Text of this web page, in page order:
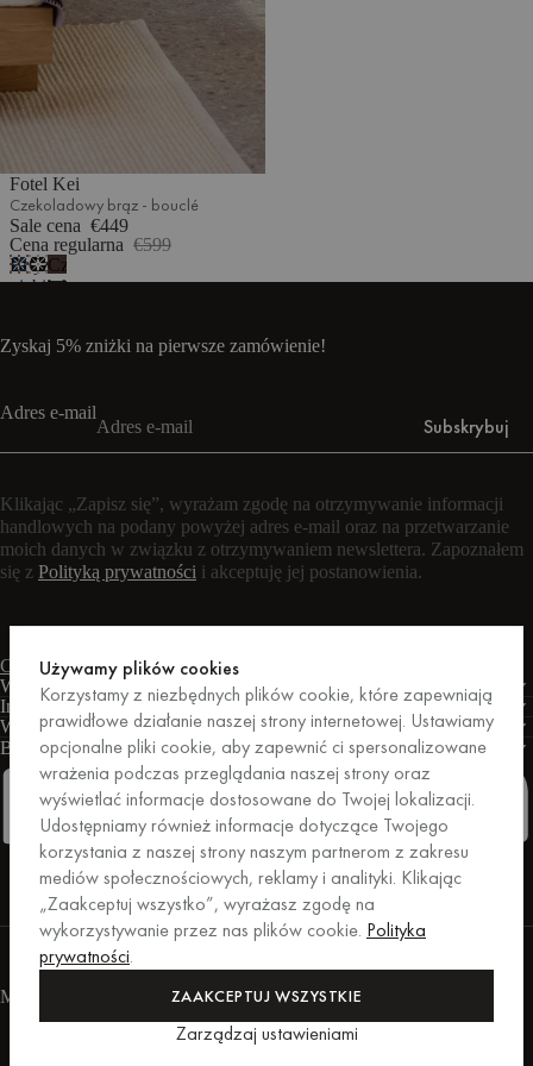
Fotel Kei
Czekoladowy brąz - bouclé
Sale cena €449
Cena regularna €599
Brązowo-
niebieski
Czarno-
szary
Czekoladowy
brąz
Zyskaj 5% zniżki na pierwsze zamówienie!
Adres e-mail
Subskrybuj
Klikając „Zapisz się”, wyrażam zgodę na otrzymywanie informacji
handlowych na podany powyżej adres e-mail oraz na przetwarzanie
moich danych w związku z otrzymywaniem newslettera. Zapoznałem
się z Polityką prywatności i akceptuję jej postanowienia.
Czat na żywoFormularz kontaktowy
Warunki
Informacje
Wsparcie
Biznes
PRO
FacebookInstagramLinkedinPinterest
Zakupy zabezpieczone przez Trusted Shops.
For those who care.
Metody płatności
Używamy plików cookies
Korzystamy z niezbędnych plików cookie, które zapewniają
prawidłowe działanie naszej strony internetowej. Ustawiamy
opcjonalne pliki cookie, aby zapewnić ci spersonalizowane
wrażenia podczas przeglądania naszej strony oraz
wyświetlać informacje dostosowane do Twojej lokalizacji.
Udostępniamy również informacje dotyczące Twojego
korzystania z naszej strony naszym partnerom z zakresu
mediów społecznościowych, reklamy i analityki. Klikając
„Zaakceptuj wszystko”, wyrażasz zgodę na
wykorzystywanie przez nas plików cookie. Polityka
prywatności.
ZAAKCEPTUJ WSZYSTKIE
Zarządzaj ustawieniami